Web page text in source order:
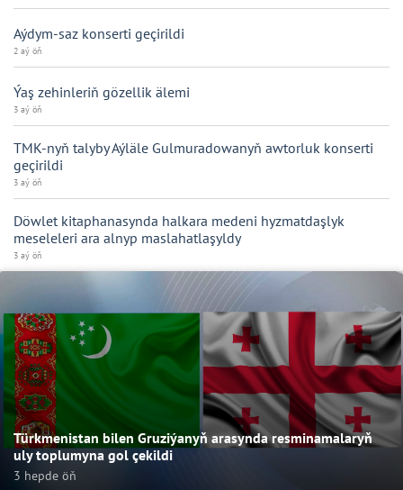
Aýdym-saz konserti geçirildi
2 aý öň
Ýaş zehinleriň gözellik älemi
3 aý öň
TMK-nyň talyby Aýläle Gulmuradowanyň awtorluk konserti
geçirildi
3 aý öň
Döwlet kitaphanasynda halkara medeni hyzmatdaşlyk
meseleleri ara alnyp maslahatlaşyldy
3 aý öň
Türkmenistan bilen Gruziýanyň arasynda resminamalaryň
uly toplumyna gol çekildi
3 hepde öň